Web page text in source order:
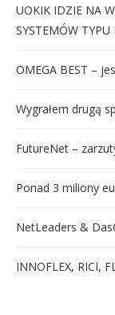
UOKIK IDZIE NA
SYSTEMÓW TYPU
OMEGA BEST –
Wygrałem drugą
FutureNet –
Ponad 3 miliony
NetLeaders &
INNOFLEX, RICI,